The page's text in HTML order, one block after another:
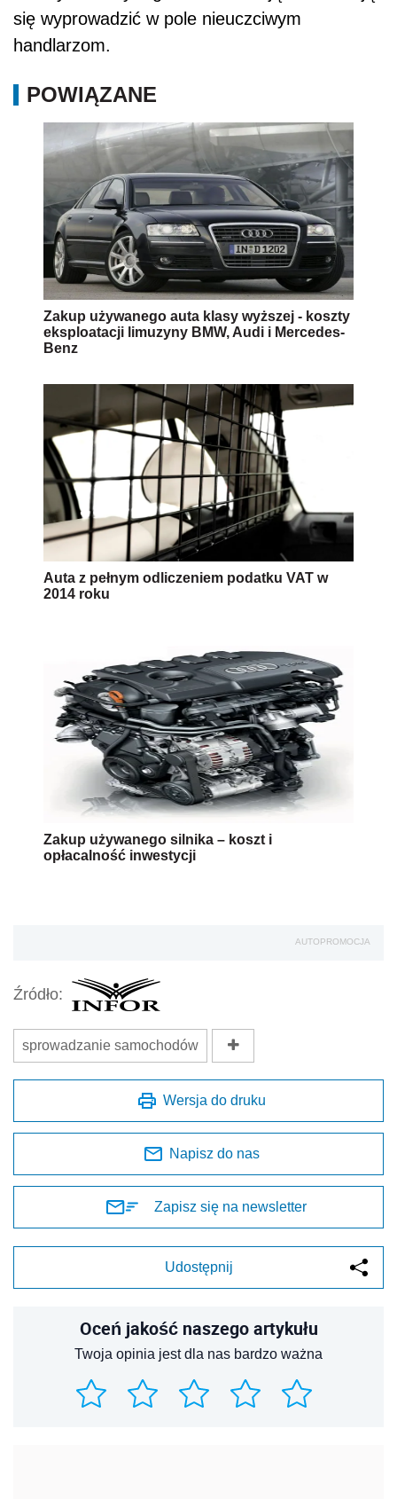
się wyprowadzić w pole nieuczciwym
handlarzom.
POWIĄZANE
Zakup używanego auta klasy wyższej - koszty
eksploatacji limuzyny BMW, Audi i Mercedes-
Benz
Auta z pełnym odliczeniem podatku VAT w
2014 roku
Zakup używanego silnika – koszt i
opłacalność inwestycji
AUTOPROMOCJA
Źródło:
sprowadzanie samochodów
Wersja do druku
Napisz do nas
Zapisz się na newsletter
Udostępnij
Oceń jakość naszego artykułu
Twoja opinia jest dla nas bardzo ważna